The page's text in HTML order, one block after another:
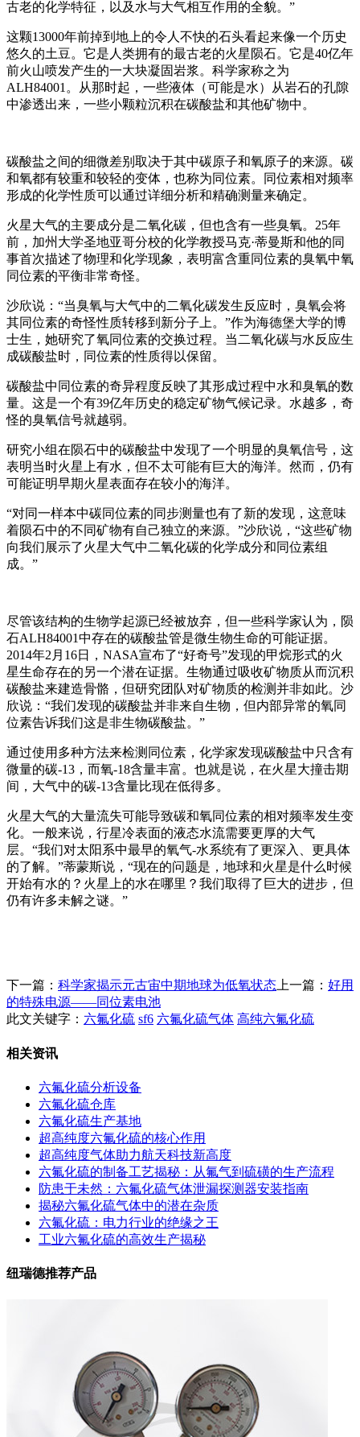
古老的化学特征，以及水与大气相互作用的全貌。”
这颗13000年前掉到地上的令人不快的石头看起来像一个历史
悠久的土豆。它是人类拥有的最古老的火星陨石。它是40亿年
前火山喷发产生的一大块凝固岩浆。科学家称之为
ALH84001。从那时起，一些液体（可能是水）从岩石的孔隙
中渗透出来，一些小颗粒沉积在碳酸盐和其他矿物中。
碳酸盐之间的细微差别取决于其中碳原子和氧原子的来源。碳
和氧都有较重和较轻的变体，也称为同位素。同位素相对频率
形成的化学性质可以通过详细分析和精确测量来确定。
火星大气的主要成分是二氧化碳，但也含有一些臭氧。25年
前，加州大学圣地亚哥分校的化学教授马克·蒂曼斯和他的同
事首次描述了物理和化学现象，表明富含重同位素的臭氧中氧
同位素的平衡非常奇怪。
沙欣说：“当臭氧与大气中的二氧化碳发生反应时，臭氧会将
其同位素的奇怪性质转移到新分子上。”作为海德堡大学的博
士生，她研究了氧同位素的交换过程。当二氧化碳与水反应生
成碳酸盐时，同位素的性质得以保留。
碳酸盐中同位素的奇异程度反映了其形成过程中水和臭氧的数
量。这是一个有39亿年历史的稳定矿物气候记录。水越多，奇
怪的臭氧信号就越弱。
研究小组在陨石中的碳酸盐中发现了一个明显的臭氧信号，这
表明当时火星上有水，但不太可能有巨大的海洋。然而，仍有
可能证明早期火星表面存在较小的海洋。
“对同一样本中碳同位素的同步测量也有了新的发现，这意味
着陨石中的不同矿物有自己独立的来源。”沙欣说，“这些矿物
向我们展示了火星大气中二氧化碳的化学成分和同位素组
成。”
尽管该结构的生物学起源已经被放弃，但一些科学家认为，陨
石ALH84001中存在的碳酸盐管是微生物生命的可能证据。
2014年2月16日，NASA宣布了“好奇号”发现的甲烷形式的火
星生命存在的另一个潜在证据。生物通过吸收矿物质从而沉积
碳酸盐来建造骨骼，但研究团队对矿物质的检测并非如此。沙
欣说：“我们发现的碳酸盐并非来自生物，但内部异常的氧同
位素告诉我们这是非生物碳酸盐。”
通过使用多种方法来检测同位素，化学家发现碳酸盐中只含有
微量的碳-13，而氧-18含量丰富。也就是说，在火星大撞击期
间，大气中的碳-13含量比现在低得多。
火星大气的大量流失可能导致碳和氧同位素的相对频率发生变
化。一般来说，行星冷表面的液态水流需要更厚的大气
层。“我们对太阳系中最早的氧气-水系统有了更深入、更具体
的了解。”蒂蒙斯说，“现在的问题是，地球和火星是什么时候
开始有水的？火星上的水在哪里？我们取得了巨大的进步，但
仍有许多未解之谜。”
下一篇： 科学家揭示元古宙中期地球为低氧状态 上一篇： 好用
的特殊电源——同位素电池
此文关键字： 六氟化硫 sf6 六氟化硫气体 高纯六氟化硫
相关资讯
六氟化硫分析设备
六氟化硫仓库
六氟化硫生产基地
超高纯度六氟化硫的核心作用
超高纯度气体助力航天科技新高度
六氟化硫的制备工艺揭秘：从氟气到硫磺的生产流程
防患于未然：六氟化硫气体泄漏探测器安装指南
揭秘六氟化硫气体中的潜在杂质
六氟化硫：电力行业的绝缘之王
工业六氟化硫的高效生产揭秘
纽瑞德推荐产品